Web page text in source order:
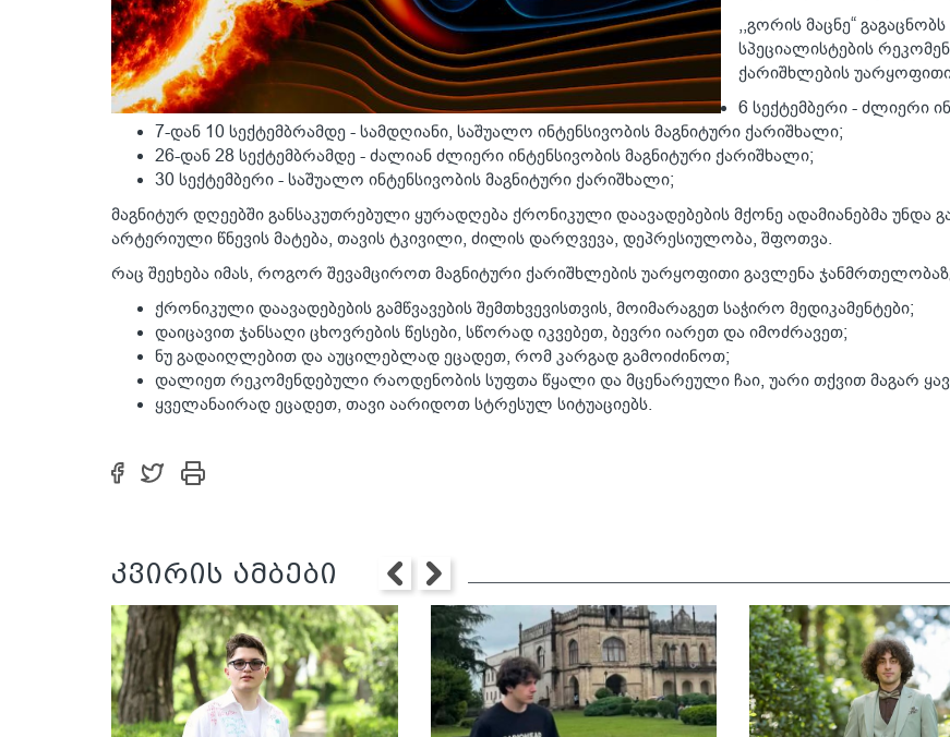
,,გორის მაცნე“
სპეციალისტების
ქარიშხლების
6 სექტემბერი - ძლიერი
7-დან 10 სექტემბრამდე - სამდღიანი, საშუალო ინტენსივობის მაგნიტური ქარიშხალი;
26-დან 28 სექტემბრამდე - ძალიან ძლიერი ინტენსივობის მაგნიტური ქარიშხალი;
30 სექტემბერი - საშუალო ინტენსივობის მაგნიტური ქარიშხალი;
მაგნიტურ დღეებში განსაკუთრებული ყურადღება ქრონიკული დაავადებების მქონე ადამიანებმა უნდა
არტერიული წნევის მატება, თავის ტკივილი, ძილის დარღვევა, დეპრესიულობა, შფოთვა.
რაც შეეხება იმას, როგორ შევამციროთ მაგნიტური ქარიშხლების უარყოფითი გავლენა
ქრონიკული დაავადებების გამწვავების შემთხვევისთვის, მოიმარაგეთ საჭირო მედიკამენტები;
დაიცავით ჯანსაღი ცხოვრების წესები, სწორად იკვებეთ, ბევრი იარეთ და იმოძრავეთ;
ნუ გადაიღლებით და აუცილებლად ეცადეთ, რომ კარგად გამოიძინოთ;
დალიეთ რეკომენდებული რაოდენობის სუფთა წყალი და მცენარეული ჩაი, უარი თქვით მაგარ
ყველანაირად ეცადეთ, თავი აარიდოთ სტრესულ სიტუაციებს.
კვირის ამბები